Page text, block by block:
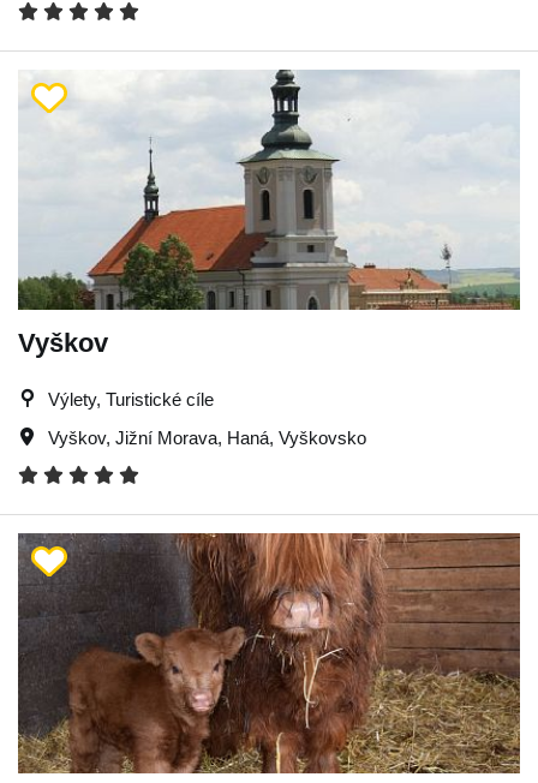
Vyškov
Výlety, Turistické cíle
Vyškov, Jižní Morava, Haná, Vyškovsko